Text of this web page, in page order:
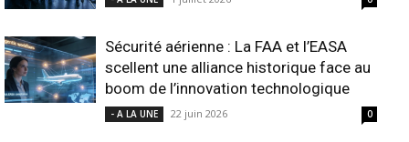
Sécurité aérienne : La FAA et l’EASA
scellent une alliance historique face au
boom de l’innovation technologique
- A LA UNE 22 juin 2026 0